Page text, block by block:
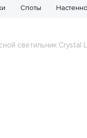
Споты
светильник Crystal